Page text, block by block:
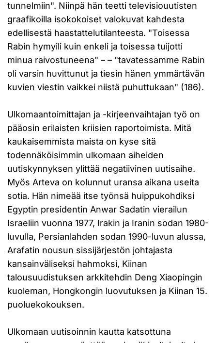
tunnelmiin". Niinpä hän teetti televisiouutisten
graafikoilla isokokoiset valokuvat kahdesta
edellisestä haastattelutilanteesta. "Toisessa
Rabin hymyili kuin enkeli ja toisessa tuijotti
minua raivostuneena" – – "tavatessamme Rabin
oli varsin huvittunut ja tiesin hänen ymmärtävän
kuvien viestin vaikkei niistä puhuttukaan" (186).
Ulkomaantoimittajan ja -kirjeenvaihtajan työ on
pääosin erilaisten kriisien raportoimista. Mitä
kaukaisemmista maista on kyse sitä
todennäköisimmin ulkomaan aiheiden
uutiskynnyksen ylittää negatiivinen uutisaihe.
Myös Arteva on kolunnut uransa aikana useita
sotia. Hän nimeää itse työnsä huippukohdiksi
Egyptin presidentin Anwar Sadatin vierailun
Israeliin vuonna 1977, Irakin ja Iranin sodan 1980-
luvulla, Persianlahden sodan 1990-luvun alussa,
Arafatin nousun sissijärjestön johtajasta
kansainväliseksi hahmoksi, Kiinan
talousuudistuksen arkkitehdin Deng Xiaopingin
kuoleman, Hongkongin luovutuksen ja Kiinan 15.
puoluekokouksen.
Ulkomaan uutisoinnin kautta katsottuna